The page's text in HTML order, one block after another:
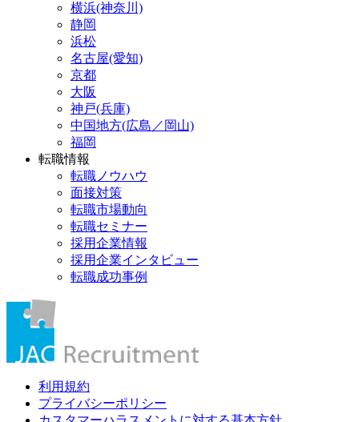
横浜(神奈川)
静岡
浜松
名古屋(愛知)
京都
大阪
神戸(兵庫)
中国地方(広島／岡山)
福岡
転職情報
転職ノウハウ
面接対策
転職市場動向
転職セミナー
採用企業情報
採用企業インタビュー
転職成功事例
利用規約
プライバシーポリシー